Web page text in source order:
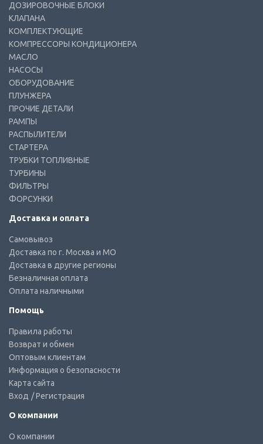
ДОЗИРОВОЧНЫЕ БЛОКИ
КЛАПАНА
КОМПЛЕКТУЮЩИЕ
КОМПРЕССОРЫ КОНДИЦИОНЕРА
МАСЛО
НАСОСЫ
ОБОРУДОВАНИЕ
ПЛУНЖЕРА
ПРОЧИЕ ДЕТАЛИ
РАМПЫ
РАСПЫЛИТЕЛИ
СТАРТЕРА
ТРУБКИ ТОПЛИВНЫЕ
ТУРБИНЫ
ФИЛЬТРЫ
ФОРСУНКИ
Доставка и оплата
Самовывоз
Доставка по г. Москва и МО
Доставка в другие регионы
Безналичная оплата
Оплата наличными
Помощь
Правила работы
Возврат и обмен
Оптовым клиентам
Информация о безопасности
Карта сайта
Вход / Регистрация
О компании
О компании